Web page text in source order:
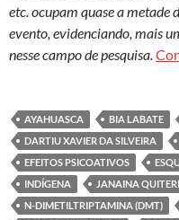
etc. ocupam quase a metade
evento, evidenciando, mais
nesse campo de pesquisa.
AYAHUASCA BIA LABATE
DARTIU XAVIER DA SILVEIRA
EFEITOS PSICOATIVOS
INDÍGENA
JANAINA
N-DIMETILTRIPTAMINA (DMT)